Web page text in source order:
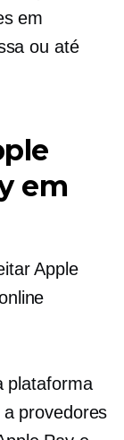
em
ou até
em
Apple
plataforma
provedores